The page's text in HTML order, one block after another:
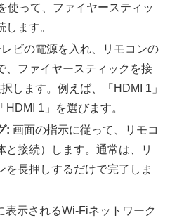
使って、ファイヤースティッ
ます。
レビの電源を入れ、リモコンの
、ファイヤースティックを接
します。例えば、「HDMI 1」
1」を選びます。
: 画面の指示に従って、リモコ
と接続）します。通常は、リ
を長押しするだけで完了しま
表示されるWi-Fiネットワーク